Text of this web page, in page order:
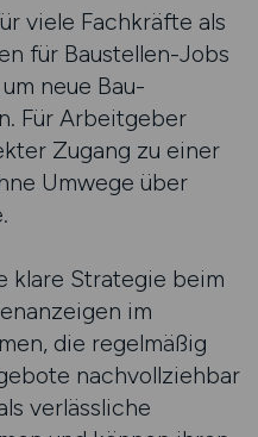
viele Fachkräfte als
für Baustellen-Jobs
neue Bau-
Für Arbeitgeber
Zugang zu einer
Umwege über
klare Strategie beim
im
die regelmäßig
nachvollziehbar
verlässliche